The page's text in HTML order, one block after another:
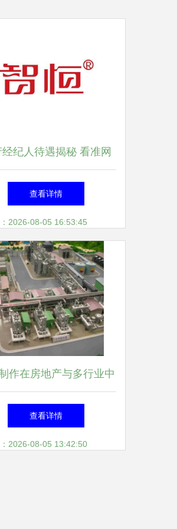
经纪人待遇揭秘 看准网
数据背后的行业真相
查看详情
2026-08-05 16:53:45
作在房地产与多行业中
的应用与价值
查看详情
2026-08-05 13:42:50